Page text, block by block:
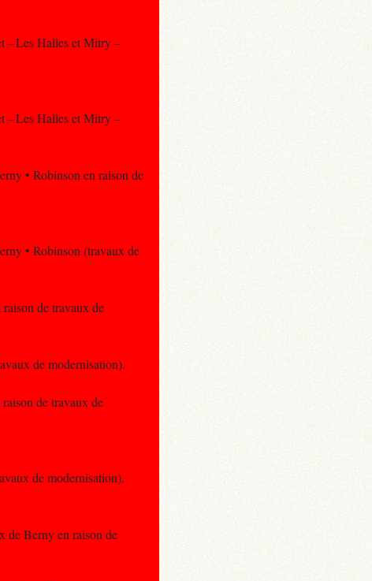
– Les Halles et Mitry –
– Les Halles et Mitry –
• Robinson en raison de
• Robinson (travaux de
de travaux de
de modernisation).
de travaux de
de modernisation).
de Berny en raison de